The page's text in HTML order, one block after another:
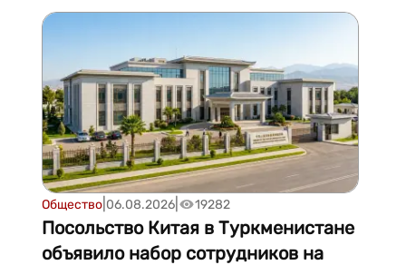
документов....
Общество| 06.08.2026| 19282
Посольство Китая в Туркменистане
объявило набор сотрудников на